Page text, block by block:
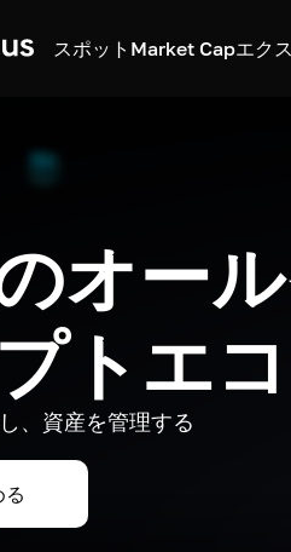
スポット Market Capエク
オー
トエ
、資産を管理する
る